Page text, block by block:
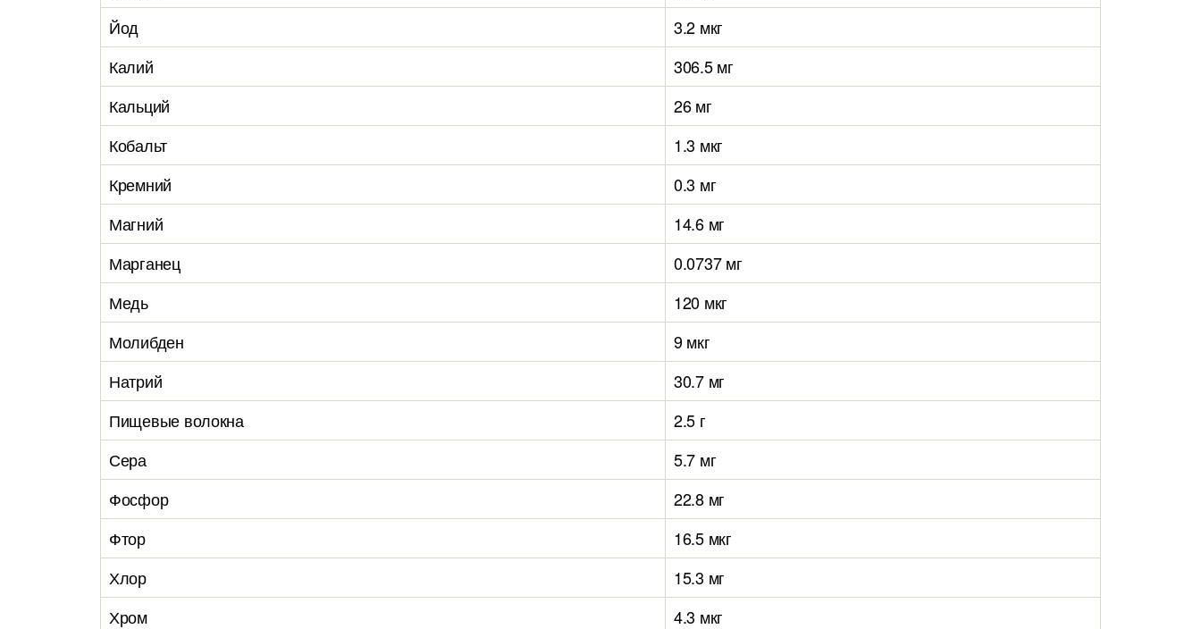
Йод
3.2 мкг
Калий
306.5 мг
Кальций
26 мг
Кобальт
1.3 мкг
Кремний
0.3 мг
Магний
14.6 мг
Марганец
0.0737 мг
Медь
120 мкг
Молибден
9 мкг
Натрий
30.7 мг
Пищевые волокна
2.5 г
Сера
5.7 мг
Фосфор
22.8 мг
Фтор
16.5 мкг
Хлор
15.3 мг
Хром
4.3 мкг